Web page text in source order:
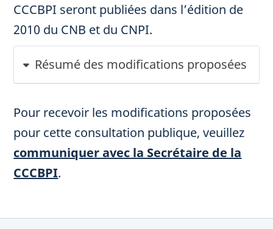
CCCBPI seront publiées dans l’édition de
2010 du CNB et du CNPI.
Résumé des modifications proposées
Pour recevoir les modifications proposées
pour cette consultation publique, veuillez
communiquer avec la Secrétaire de la
CCCBPI.